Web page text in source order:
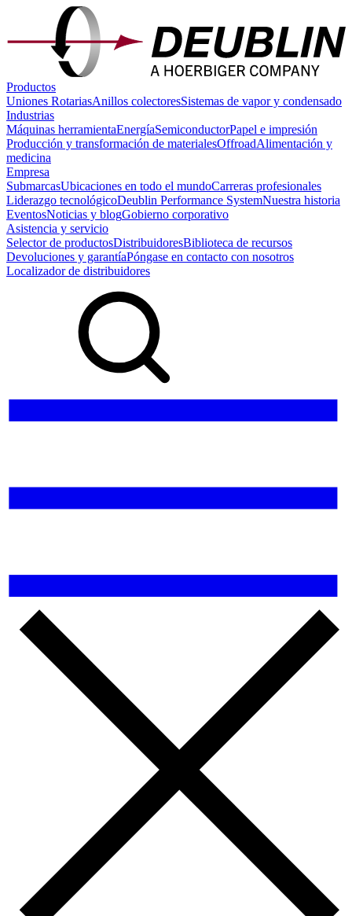
Productos
Uniones RotariasAnillos colectoresSistemas de vapor y condensado
Industrias
Máquinas herramientaEnergíaSemiconductorPapel e impresión
Producción y transformación de materialesOffroadAlimentación y
medicina
Empresa
SubmarcasUbicaciones en todo el mundoCarreras profesionales
Liderazgo tecnológicoDeublin Performance SystemNuestra historia
EventosNoticias y blogGobierno corporativo
Asistencia y servicio
Selector de productosDistribuidoresBiblioteca de recursos
Devoluciones y garantíaPóngase en contacto con nosotros
Localizador de distribuidores